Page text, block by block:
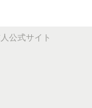
公式サイト